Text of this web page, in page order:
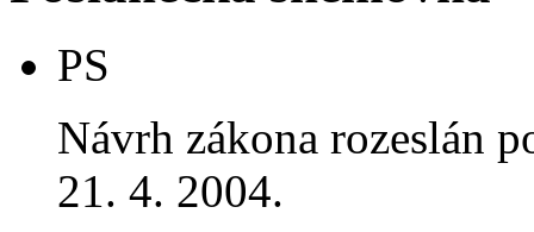
PS
Návrh zákona rozeslán
21. 4. 2004.